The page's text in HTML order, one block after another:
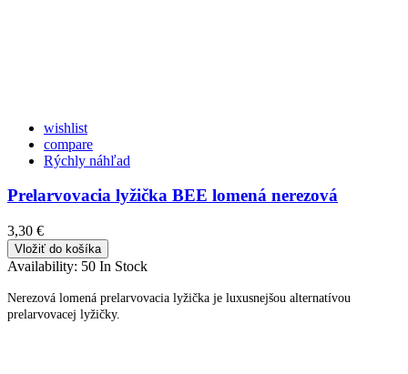
wishlist
compare
Rýchly náhľad
Prelarvovacia lyžička BEE lomená nerezová
3,30 €
Vložiť do košíka
Availability: 50 In Stock
Nerezová lomená prelarvovacia lyžička je luxusnejšou alternatívou
prelarvovacej lyžičky.